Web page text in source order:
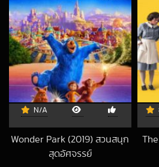
N/A
Wonder Park (2019) สวนสนุก
สุดอัศจรรย์